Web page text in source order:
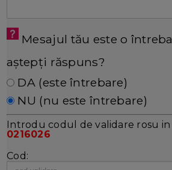
Mesajul tău este o
aștepți răspuns?
DA (este întrebare)
NU (nu este întrebare)
Introdu codul de validare rosu in
0216026
Cod: